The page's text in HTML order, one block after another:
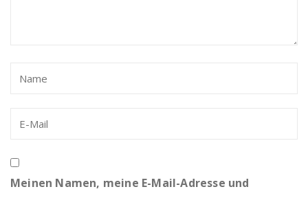
Meinen Namen, meine E-Mail-Adresse und